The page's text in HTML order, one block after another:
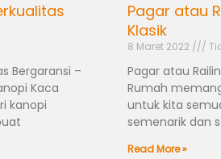
Bergaransi –
Kaca
kanopi
Pagar atau
Klasik
8 Maret 2022
Pagar atau
Rumah
untuk kita
semenarik dan
Read More »